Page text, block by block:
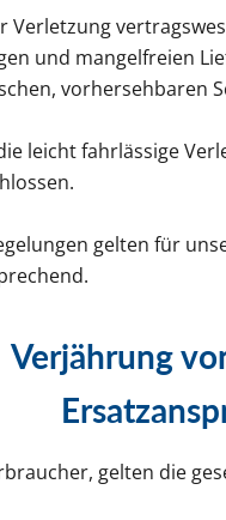
Verletzung
und mangelfreien
vorhersehbaren
leicht fahrlässige
gelten für
Verjährung
gelten die